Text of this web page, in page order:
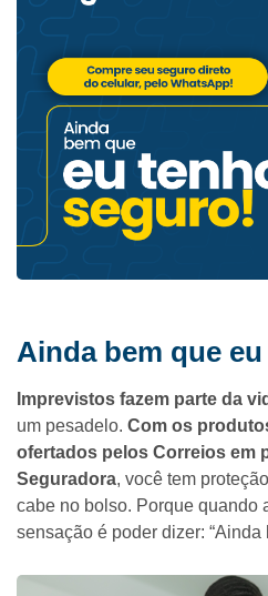
Ainda bem que
Imprevistos fazem parte da
um pesadelo. Com os
ofertados pelos Correios em
Seguradora, você tem
cabe no bolso. Porque quando
sensação é poder dizer: “Ainda